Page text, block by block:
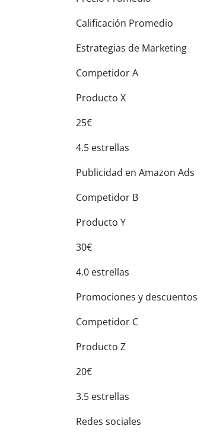
Calificación Promedio
Estrategias de Marketing
Competidor A
Producto X
25€
4.5 estrellas
Publicidad en Amazon Ads
Competidor B
Producto Y
30€
4.0 estrellas
Promociones y descuentos
Competidor C
Producto Z
20€
3.5 estrellas
Redes sociales